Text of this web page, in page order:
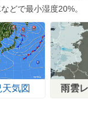
どで最小湿度20%。
気図 雨雲